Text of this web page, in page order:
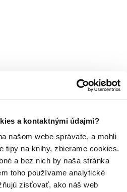
a kontaktnými údajmi?
našom webe správate, a mohli
tipy na knihy, zbierame cookies.
a bez nich by naša stránka
toho používame analytické
zisťovať, ako náš web